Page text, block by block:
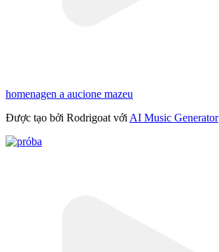
homenagen a aucione mazeu
Được tạo bởi Rodrigoat với AI Music Generator